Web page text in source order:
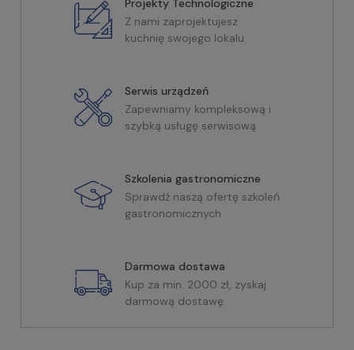
Projekty Technologiczne
Z nami zaprojektujesz
kuchnię swojego lokalu
Serwis urządzeń
Zapewniamy kompleksową i
szybką usługę serwisową
Szkolenia gastronomiczne
Sprawdź naszą ofertę szkoleń
gastronomicznych
Darmowa dostawa
Kup za min. 2000 zł, zyskaj
darmową dostawę